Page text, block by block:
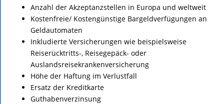
Anzahl der Akzeptanzstellen in Europa und weltweit
Kostenfreie/ Kostengünstige Bargeldverfügungen an
Geldautomaten
Inkludierte Versicherungen wie beispielsweise
Reiserücktritts-, Reisegepäck- oder
Auslandsreisekrankenversicherung
Höhe der Haftung im Verlustfall
Ersatz der Kreditkarte
Guthabenverzinsung